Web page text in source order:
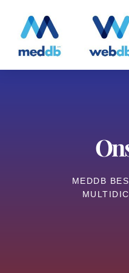
MEDDB